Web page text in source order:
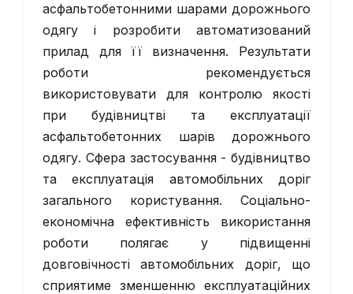
асфальтобетонними шарами дорожнього
одягу і розробити автоматизований
прилад для її визначення. Результати
роботи рекомендується
використовувати для контролю якості
при будівництві та експлуатації
асфальтобетонних шарів дорожнього
одягу. Сфера застосування - будівництво
та експлуатація автомобільних доріг
загального користування. Соціально-
економічна ефективність використання
роботи полягає у підвищенні
довговічності автомобільних доріг, що
сприятиме зменшенню експлуатаційних